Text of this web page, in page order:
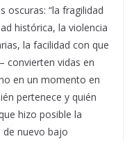
oscuras: “la fragilidad
histórica, la violencia
la facilidad con que
vidas en
en un momento en
pertenece y quién
hizo posible la
de nuevo bajo